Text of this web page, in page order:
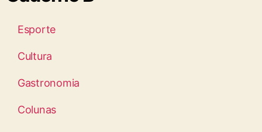
Esporte
Cultura
Gastronomia
Colunas